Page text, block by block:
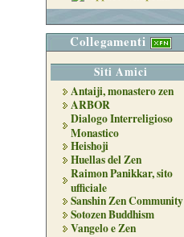
Collegamenti
Siti Amici
Antaiji, monastero zen
ARBOR
Dialogo Interreligioso
Monastico
Heishoji
Huellas del Zen
Raimon Panikkar, sito
ufficiale
Sanshin Zen Community
Sotozen Buddhism
Vangelo e Zen